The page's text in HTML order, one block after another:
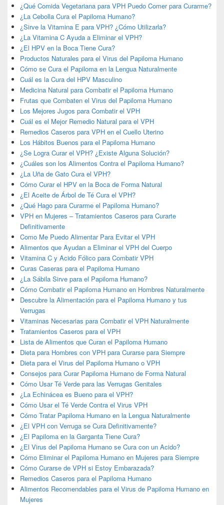
¿Qué Comida Vegetariana para VPH Puedo Comer para Curarme?
¿La Cebolla Cura el Papiloma Humano?
¿Sirve la Vitamina E para VPH? ¿Cómo Utilizarla?
¿La Vitamina C Ayuda a Eliminar el VPH?
¿El HPV en la Boca Tiene Cura?
Productos Naturales para el Virus del Papiloma Humano
Cómo se Cura el Papiloma en la Lengua Naturalmente
Cuál es la Cura del HPV Masculino
Medicina Natural para Combatir el Papiloma Humano
Frutas que Combaten el Virus del Papiloma Humano
Los Mejores Jugos para Combatir el VPH
Cuál es el Mejor Remedio Natural para el VPH
Remedios Caseros para VPH en el Cuello Uterino
Los Hábitos Buenos para el Papiloma Humano
¿Se Logra Curar el VPH? ¿Existe Alguna Solución?
¿Cuáles son los Alimentos Contra el Papiloma Humano?
¿La Uña de Gato Cura el VPH?
Cómo Curar el HPV en la Boca de Forma Natural
¿El Aceite de Árbol de Té Cura el VPH?
¿Qué Hago para Curarme el Papiloma Humano?
VPH en Mujeres – Tratamientos Caseros para Curarte
Definitivamente
Como Me Puedo Alimentar Para Evitar el VPH
Alimentos que Ayudan a Eliminar el VPH del Cuerpo
Vitamina C y Acido Fólico para Combatir VPH
Curas Caseras para el Papiloma Humano
¿La Sábila Sirve para el Papiloma Humano?
Cómo Combatir el Papiloma Humano en Hombres Naturalmente
Descubre la Alimentación para el Papiloma Humano y tus
Verrugas
Vitaminas Necesarias para Combatir el VPH Naturalmente
Tratamientos Caseros para el VPH
Lista de Alimentos que Curan el Papiloma Humano
Dieta para Hombres con VPH para Curarse para Siempre
Dieta para el Virus del Papiloma Humano o VPH
Consejos para Curar Papiloma Humano de Forma Natural
Cómo Usar Té Verde para las Verrugas Genitales
¿La Echinácea es Bueno para el VPH?
Cómo Usar el Té Verde Contra el Virus VPH
Cómo Tratar Papiloma Humano en la Lengua Naturalmente
¿El VPH con Verruga se Cura Definitivamente?
¿El Papiloma en la Garganta Tiene Cura?
¿El Virus del Papiloma Humano se Cura con un Acido?
Cómo Eliminar el Papiloma Humano en Mujeres para Siempre
Cómo Curarse de VPH si Estoy Embarazada?
Remedios Caseros para el Papiloma Humano
Alimentos Recomendables para el Virus de Papiloma Humano en
Mujeres